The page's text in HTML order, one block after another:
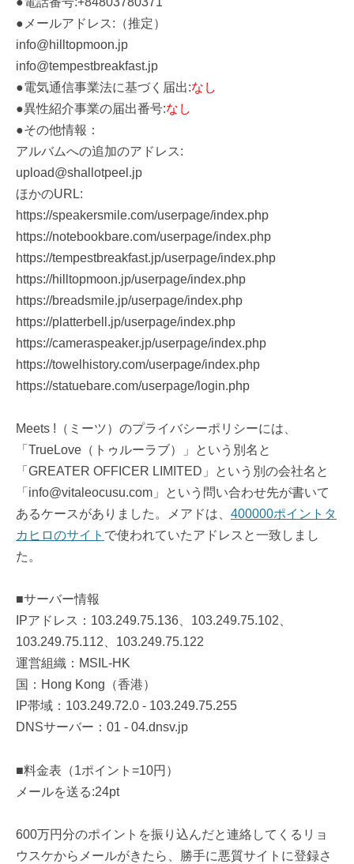
●メールアドレス:（推定）
info@hilltopmoon.jp
info@tempestbreakfast.jp
●電気通信事業法に基づく届出:なし
●異性紹介事業の届出番号:なし
●その他情報：
アルバムへの追加のアドレス:
upload@shallotpeel.jp
ほかのURL:
https://speakersmile.com/userpage/index.php
https://notebookbare.com/userpage/index.php
https://tempestbreakfast.jp/userpage/index.php
https://hilltopmoon.jp/userpage/index.php
https://breadsmile.jp/userpage/index.php
https://platterbell.jp/userpage/index.php
https://cameraspeaker.jp/userpage/index.php
https://towelhistory.com/userpage/index.php
https://statuebare.com/userpage/login.php
Meets !（ミーツ）のプライバシーポリシーには、
「TrueLove（トゥルーラブ）」という別名と
「GREATER OFFICER LIMITED」という別の会社名と
「info@vitaleocusu.com」という問い合わせ先が書いて
あるケースがありました。メアドは、 400000ポイントタ
カヒロのサイト で使われていたアドレスと一致しまし
た。
■サーバー情報
IPアドレス：103.249.75.136、103.249.75.102、
103.249.75.112、103.249.75.122
運営組織：MSIL-HK
国：Hong Kong（香港）
IP帯域：103.249.72.0 - 103.249.75.255
DNSサーバー：01 - 04.dnsv.jp
■料金表（1ポイント=10円）
メールを送る:24pt
600万円分のポイントを振り込んだと連絡してくるリョ
ウスケからメールがきたら、勝手に悪質サイトに登録さ